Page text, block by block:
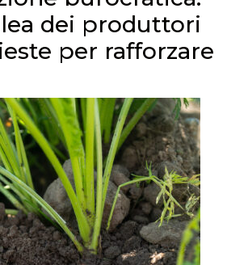
dei produttori
per rafforzare